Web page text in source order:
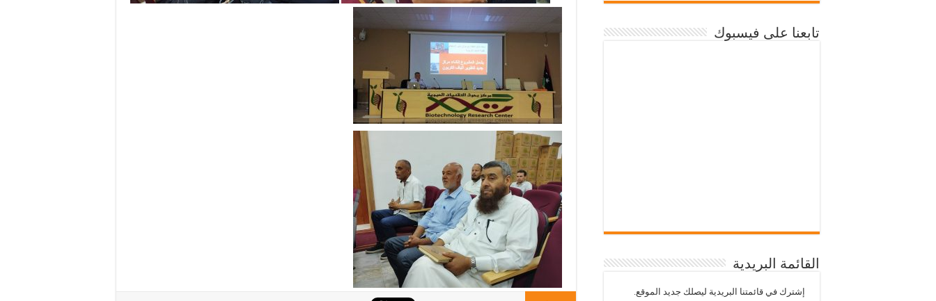
تابعنا على فيسبوك
القائمة البريدية
إشترك في قائمتنا البريدية ليصلك جديد الموقع.